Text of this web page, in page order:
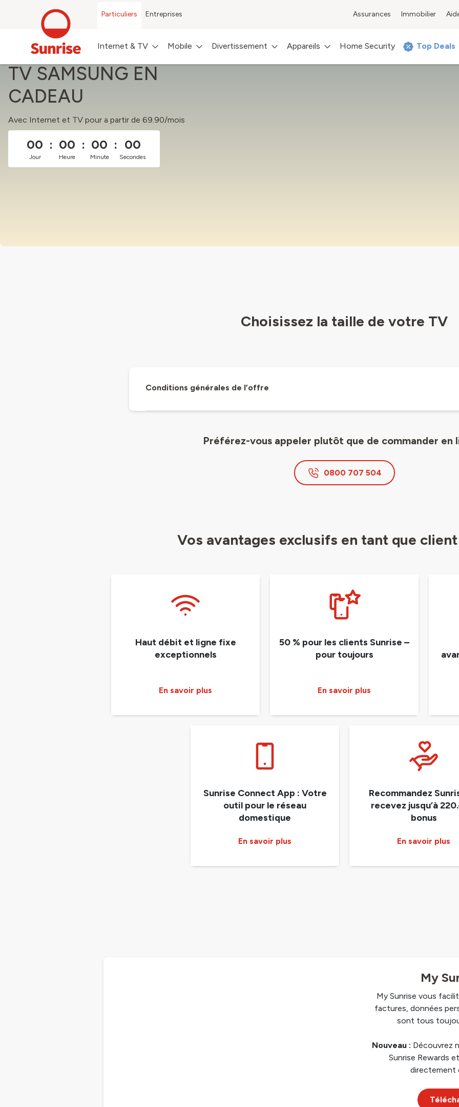
Particuliers Entreprises Assurances Immobilier
Internet & TV Mobile Divertissement Appareils Home Security Top Deals
TV SAMSUNG EN
CADEAU
Avec Internet et TV pour a partir de 69.90/mois
00
Jour
: 00
Heure
: 00
Minute
: 00
Secondes
Choisissez la taille de votre TV
Conditions générales de l’offre
Préférez-vous appeler plutôt que de commander en
0800 707 504
Vos avantages exclusifs en tant que
Haut débit et ligne fixe
exceptionnels
En savoir plus
50 % pour les clients Sunrise –
pour toujours
En savoir plus
Sunrise Connect App : Votre
outil pour le réseau
domestique
En savoir plus
Recommandez
recevez jusqu’à
bonus
En savoir plus
My
My Sunrise vous
factures, données
sont tous
Nouveau : Découvrez
Sunrise Rewards
directement